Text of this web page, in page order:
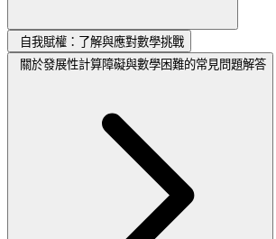
自我賦權：了解與應對數學挑戰
關於發展性計算障礙與數學困難的常見問題解答